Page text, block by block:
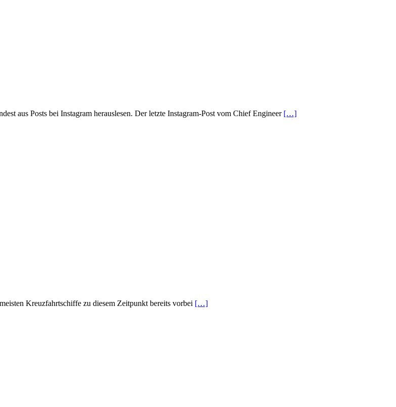
aus Posts bei Instagram herauslesen. Der letzte Instagram-Post vom Chief Engineer […]
Kreuzfahrtschiffe zu diesem Zeitpunkt bereits vorbei […]